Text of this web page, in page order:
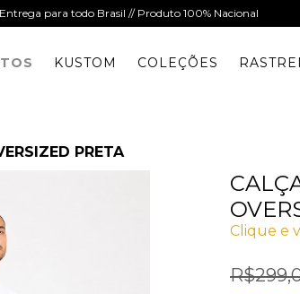
Entrega para todo Brasil // Produto 100% Nacional
KUSTOM COLEÇÕES
PRETA
Clique e